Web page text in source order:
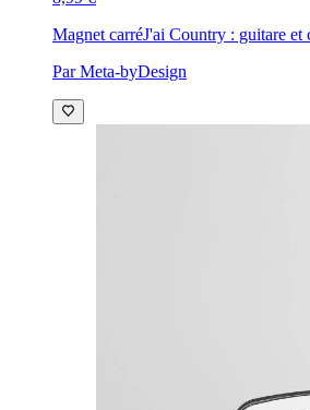
Magnet carréJ'ai Country : guitare et
Par Meta-byDesign